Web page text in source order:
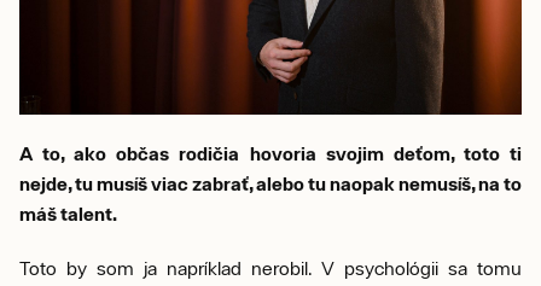
A to, ako občas rodičia hovoria svojim deťom, toto ti
nejde, tu musíš viac zabrať, alebo tu naopak nemusíš, na to
máš talent.
Toto by som ja napríklad nerobil. V psychológii sa tomu